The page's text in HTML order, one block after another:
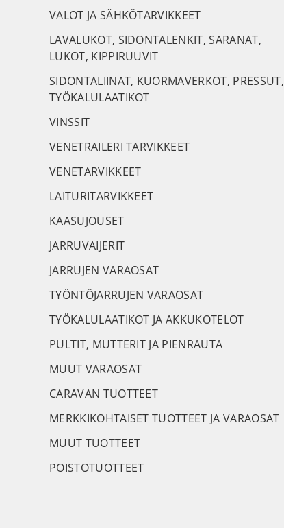
VALOT JA SÄHKÖTARVIKKEET
LAVALUKOT, SIDONTALENKIT, SARANAT,
LUKOT, KIPPIRUUVIT
SIDONTALIINAT, KUORMAVERKOT, PRESSUT,
TYÖKALULAATIKOT
VINSSIT
VENETRAILERI TARVIKKEET
VENETARVIKKEET
LAITURITARVIKKEET
KAASUJOUSET
JARRUVAIJERIT
JARRUJEN VARAOSAT
TYÖNTÖJARRUJEN VARAOSAT
TYÖKALULAATIKOT JA AKKUKOTELOT
PULTIT, MUTTERIT JA PIENRAUTA
MUUT VARAOSAT
CARAVAN TUOTTEET
MERKKIKOHTAISET TUOTTEET JA VARAOSAT
MUUT TUOTTEET
POISTOTUOTTEET